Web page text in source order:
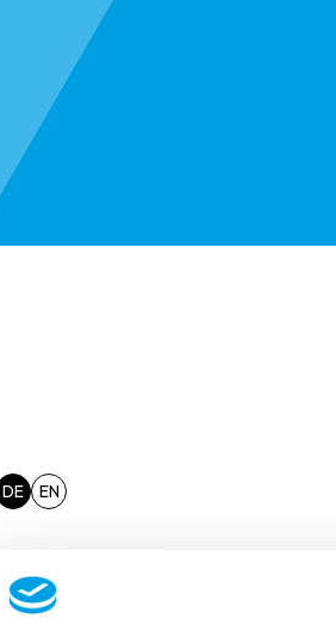
DE EN
deutschen Besatzung Belgiens